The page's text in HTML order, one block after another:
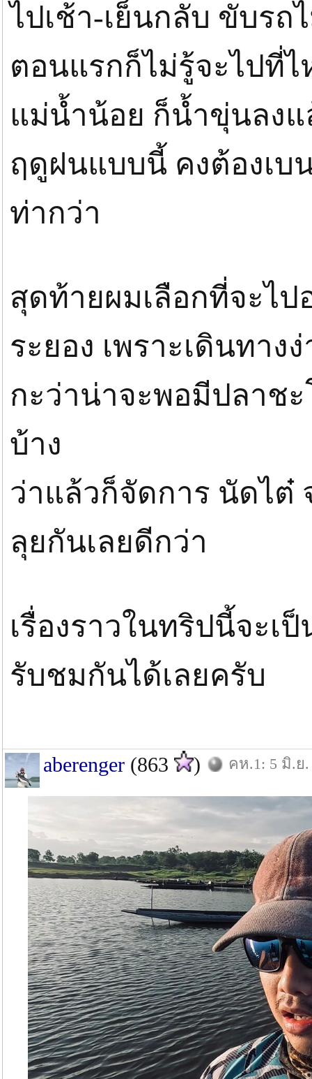
ไปเช้า-เย็นกลับ ขับรถ
ตอนแรกก็ไม่รู้จะไปที่
แม่น้ำน้อย ก็น้ำขุ่นลงแ
ฤดูฝนแบบนี้ คงต้องเบ
ท่ากว่า
สุดท้ายผมเลือกที่จะไป
ระยอง เพราะเดินทาง
กะว่าน่าจะพอมีปลาช
บ้าง
ว่าแล้วก็จัดการ นัดไต๋
ลุยกันเลยดีกว่า
เรื่องราวในทริปนี้จะเ
รับชมกันได้เลยครับ
aberenger (863 ) คห.1: 5 มิ.ย.